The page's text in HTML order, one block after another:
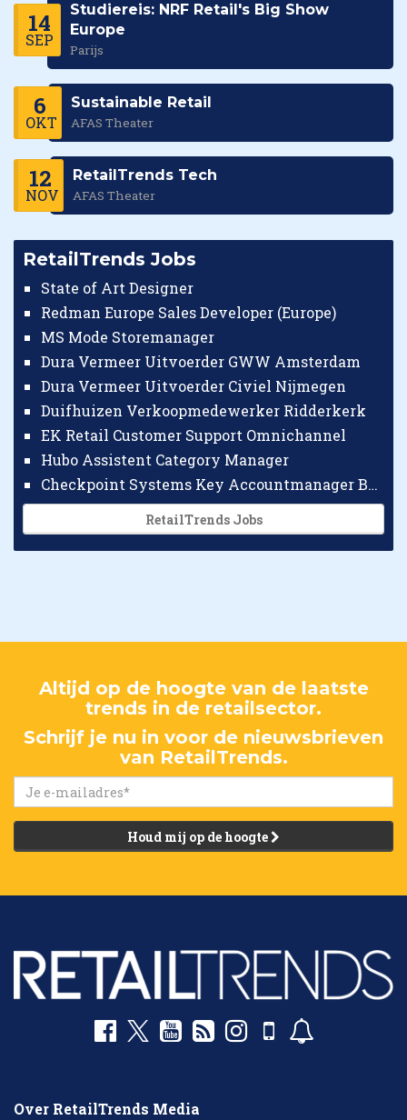
14
SEP
Studiereis: NRF Retail's Big Show
Europe
Parijs
6
OKT
Sustainable Retail
AFAS Theater
12
NOV
RetailTrends Tech
AFAS Theater
RetailTrends Jobs
State of Art Designer
Redman Europe Sales Developer (Europe)
MS Mode Storemanager
Dura Vermeer Uitvoerder GWW Amsterdam
Dura Vermeer Uitvoerder Civiel Nijmegen
Duifhuizen Verkoopmedewerker Ridderkerk
EK Retail Customer Support Omnichannel
Hubo Assistent Category Manager
Checkpoint Systems Key Accountmanager Benelux
RetailTrends Jobs
Altijd op de hoogte van de laatste
trends in de retailsector.
Schrijf je nu in voor de nieuwsbrieven
van RetailTrends.
Houd mij op de hoogte
Over RetailTrends Media